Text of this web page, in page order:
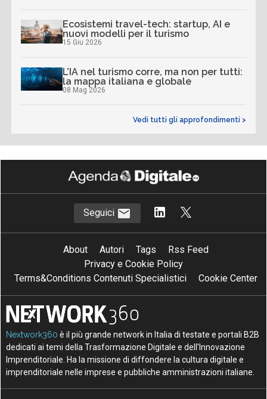
Ecosistemi travel-tech: startup, AI e
nuovi modelli per il turismo
15 Giu 2026
L’IA nel turismo corre, ma non per tutti:
la mappa italiana e globale
08 Mag 2026
Vedi tutti gli approfondimenti >
Seguici
About Autori Tags
Rss Feed
Privacy e Cookie Policy
Terms&Conditions Contenuti Specialistici
Cookie Center
Nextwork360 è il più grande network in Italia di testate e portali B2B
dedicati ai temi della Trasformazione Digitale e dell’Innovazione
Imprenditoriale. Ha la missione di diffondere la cultura digitale e
imprenditoriale nelle imprese e pubbliche amministrazioni italiane.